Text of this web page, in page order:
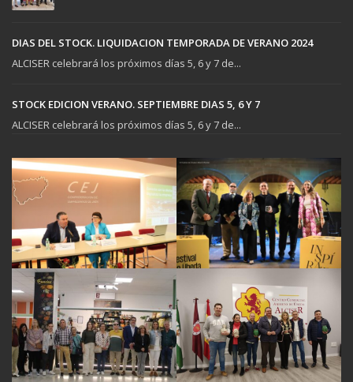
DIAS DEL STOCK. LIQUIDACION TEMPORADA DE VERANO 2024
ALCISER celebrará los próximos días 5, 6 y 7 de...
STOCK EDICION VERANO. SEPTIEMBRE DIAS 5, 6 Y 7
ALCISER celebrará los próximos días 5, 6 y 7 de...